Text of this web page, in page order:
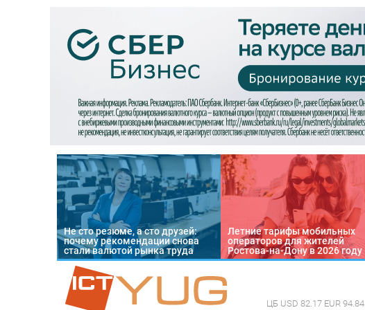
Не сто резюме, а сто друзей:
почему рекомендации снова
стали валютой рынка труда
Летние тарифы мобильных
операторов для жителей
Ростова-на-Дону в 2026 году
ЦБ USD 82.17 EUR 94.84